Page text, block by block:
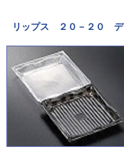
リップス ２０－２０ デ